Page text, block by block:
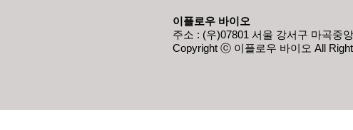
이플로우 바이오
주소 : (우)07801 서울 강서구 마곡중
Copyright ⓒ 이플로우 바이오 All